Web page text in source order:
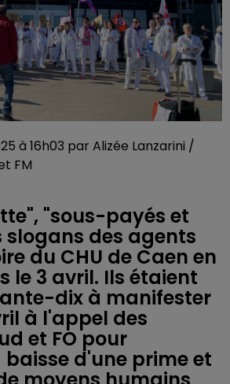
à 16h03 par Alizée Lanzarini /
FM
"sous-payés et
slogans des agents
du CHU de Caen en
le 3 avril. Ils étaient
dix à manifester
à l'appel des
et FO pour
d'une prime et